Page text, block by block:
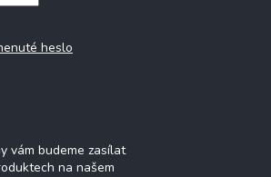
heslo
vám budeme zasílat
na našem